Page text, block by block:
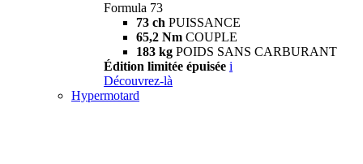
Formula 73
73 ch PUISSANCE
65,2 Nm COUPLE
183 kg POIDS SANS CARBURANT
Édition limitée épuisée i
Découvrez-là
Hypermotard